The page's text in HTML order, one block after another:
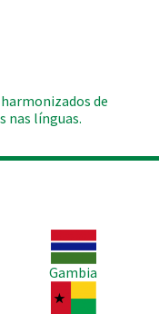
de
nas línguas.
Imagem
Gambia
Imagem